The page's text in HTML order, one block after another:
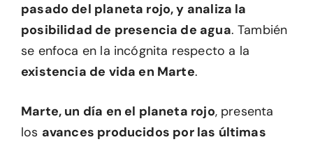
pasado del planeta rojo, y analiza la
posibilidad de presencia de agua. También
se enfoca en la incógnita respecto a la
existencia de vida en Marte.
Marte, un día en el planeta rojo, presenta
los avances producidos por las últimas